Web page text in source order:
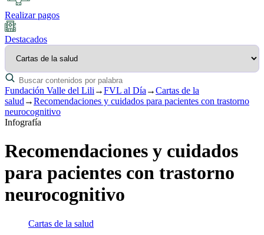
Realizar pagos
Destacados
Fundación Valle del Lili →FVL al Día →Cartas de la
salud →Recomendaciones y cuidados para pacientes con trastorno
neurocognitivo
Infografía
Recomendaciones y cuidados
para pacientes con trastorno
neurocognitivo
Cartas de la salud